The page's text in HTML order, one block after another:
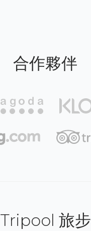
合作夥伴
Tripool 旅步